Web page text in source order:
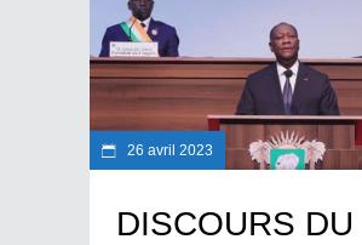
26 avril 2023
DISCOURS DU